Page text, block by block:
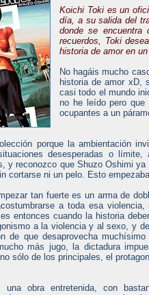
Koichi Toki es un
día, a su salida del
donde se
recuerdos, Toki
historia de amor en
No hagáis mucho
historia de amor xD,
casi todo el mundo
no he leído pero
ocupantes a un
porque la ambientación
desesperadas o
y reconozco que Shuzo Oshimi
cortarse ni un pelo. Esto
tan fuerte es un arma de
a toda esa
entonces cuando la historia
a la violencia y al sexo, y
de que desaprovecha
más jugo, la dictadura
sólo de los principales, el
una obra entretenida, con